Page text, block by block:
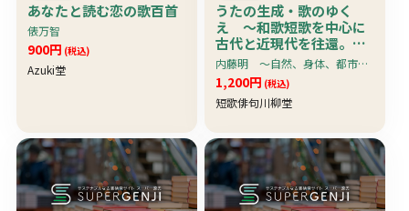
あなたと読む恋の歌百首
俵万智
900円 (税込)
Azuki堂
うたの生成・歌のゆく
え 〜和歌短歌を中心に
古代と近現代を往還。日
本文学の基層にあるも
の、今日を生きる人間と
文化を考える
内藤明 〜自然、身体、都市、言葉・構造・主体で構成 〜労作〜
1,200円 (税込)
短歌俳句川柳堂